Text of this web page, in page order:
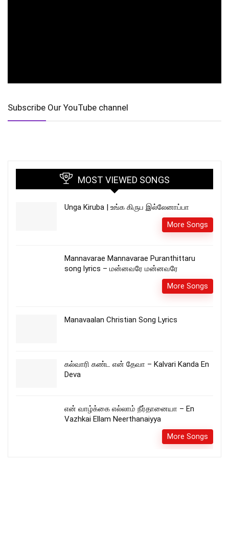
Subscribe Our YouTube channel
MOST VIEWED SONGS
Unga Kiruba | உங்க கிருப இல்லேனாப்பா
More Songs
Mannavarae Mannavarae Puranthittaru
song lyrics – மன்னவரே மன்னவரே
More Songs
Manavaalan Christian Song Lyrics
கல்வாரி கண்ட என் தேவா – Kalvari Kanda En
Deva
என் வாழ்க்கை எல்லாம் நீர்தானையா – En
Vazhkai Ellam Neerthanaiyya
More Songs